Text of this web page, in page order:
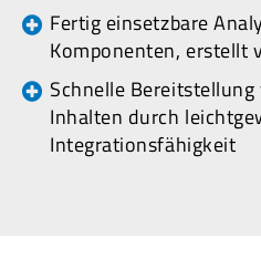
Fertig einsetzbare
Komponenten, erstellt
Schnelle
Inhalten durch
Integrationsfähigkeit